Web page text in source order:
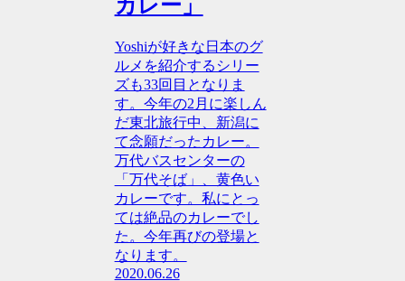
カレー」
Yoshiが好きな日本のグ
ルメを紹介するシリー
ズも33回目となりま
す。今年の2月に楽しん
だ東北旅行中、新潟に
て念願だったカレー。
万代バスセンターの
「万代そば」、黄色い
カレーです。私にとっ
ては絶品のカレーでし
た。今年再びの登場と
なります。
2020.06.26